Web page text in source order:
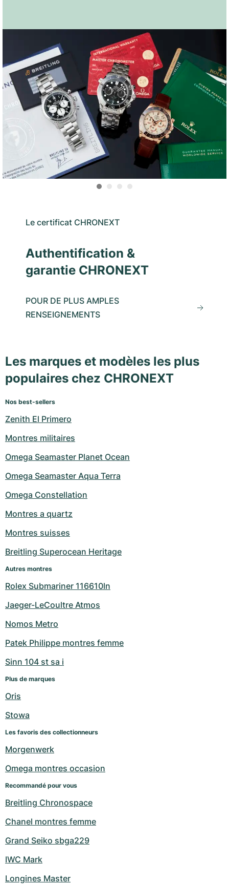
Le certificat CHRONEXT
Authentification &
garantie CHRONEXT
POUR DE PLUS AMPLES
RENSEIGNEMENTS
Les marques et modèles les plus
populaires chez CHRONEXT
Nos best-sellers
Zenith El Primero
Montres militaires
Omega Seamaster Planet Ocean
Omega Seamaster Aqua Terra
Omega Constellation
Montres a quartz
Montres suisses
Breitling Superocean Heritage
Autres montres
Rolex Submariner 116610ln
Jaeger-LeCoultre Atmos
Nomos Metro
Patek Philippe montres femme
Sinn 104 st sa i
Plus de marques
Oris
Stowa
Les favoris des collectionneurs
Morgenwerk
Omega montres occasion
Recommandé pour vous
Breitling Chronospace
Chanel montres femme
Grand Seiko sbga229
IWC Mark
Longines Master